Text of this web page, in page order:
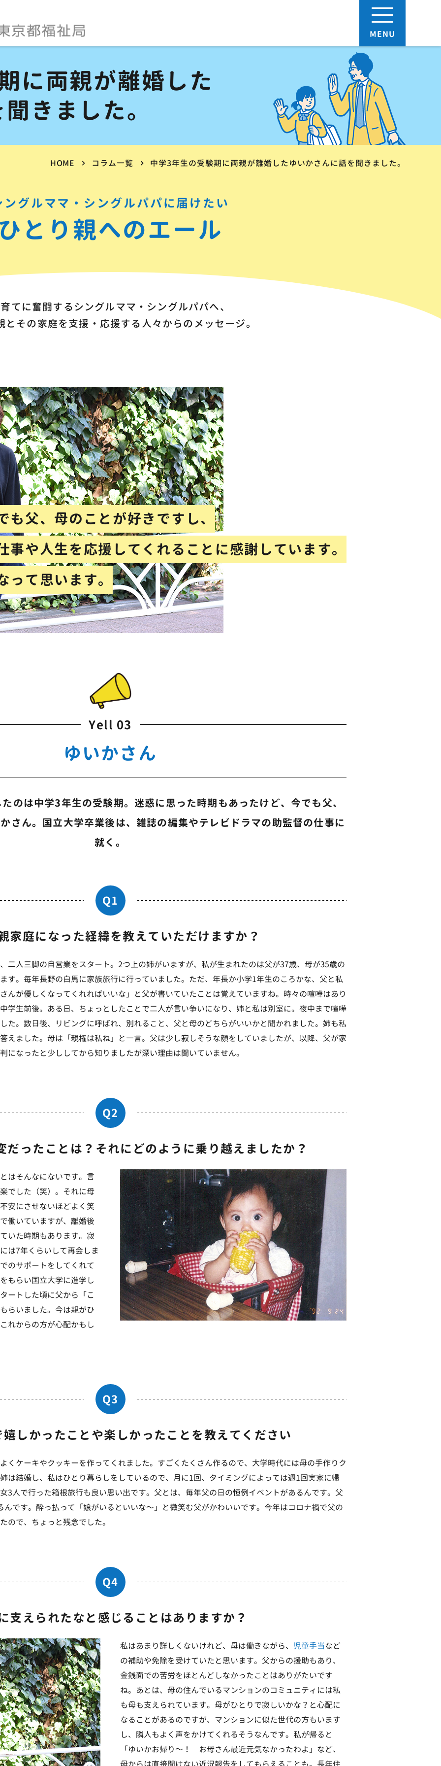
MENU
に両親が離婚した
きました。
HOME コラム一覧 中学3年生の受験期に両親が離婚したゆいかさんに話を聞きました。
ングルママ・シングルパパに届けたい
とり親へのエール
てに奮闘するシングルママ・シングルパパへ、
とその家庭を支援・応援する人々からのメッセージ。
も父、母のことが好きですし、
事や人生を応援してくれることに感謝しています。
って思います。
Yell 03
ゆいかさん
のは中学3年生の受験期。 迷惑に思った時期もあったけど、今でも父、
さん。 国立大学卒業後は、雑誌の編集やテレビドラマの助監督の仕事に
就く。
Q1
家庭になった経緯を教えていただけますか？
二人三脚の自営業をスタート。2つ上の姉がいますが、私が生まれたのは父が37歳、母が35歳の
す。毎年長野の白馬に家族旅行に行っていました。ただ、年長か小学1年生のころかな、父と私
んが優しくなってくれればいいな」と父が書いていたことは覚えていますね。時々の喧嘩はあり
学生前後。ある日、ちょっとしたことで二人が言い争いになり、姉と私は別室に。夜中まで喧嘩
た。数日後、リビングに呼ばれ、別れること、父と母のどちらがいいかと聞かれました。姉も私
えました。母は「親権は私ね」と一言。父は少し寂しそうな顔をしていましたが、以降、父が家
になったと少ししてから知りましたが深い理由は聞いていません。
Q2
だったことは？ それにどのように乗り越えましたか？
はそんなにないです。言
でした（笑）。それに母
安にさせないほどよく笑
働いていますが、離婚後
いた時期もあります。寂
は7年くらいして再会しま
のサポートをしてくれて
もらい国立大学に進学し
ートした頃に父から「こ
らいました。今は親がひ
れからの方が心配かもし
Q3
しかったことや楽しかったことを教えてください
くケーキやクッキーを作ってくれました。すごくたくさん作るので、大学時代には母の手作りク
は結婚し、私はひとり暮らしをしているので、月に1回、タイミングによっては週1回実家に帰
3人で行った箱根旅行も良い思い出です。父とは、毎年父の日の恒例イベントがあるんです。父
です。酔っ払って「娘がいるといいな〜」と微笑む父がかわいいです。今年はコロナ禍で父の
ので、ちょっと残念でした。
Q4
支えられたなと感じることはありますか？
私はあまり詳しくないけれど、母は働きながら、 児童手当など
の補助や免除を受けていたと思います。父からの援助もあり、
金銭面での苦労をほとんどしなかったことはありがたいです
ね。あとは、母の住んでいるマンションのコミュニティには私
も母も支えられています。母がひとりで寂しいかな？と心配に
なることがあるのですが、マンションに似た世代の方もいます
し、隣人もよく声をかけてくれるそうなんです。私が帰ると
「ゆいかお帰り〜！ お母さん最近元気なかったわよ」など、